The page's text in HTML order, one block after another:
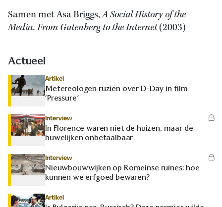
Samen met Asa Briggs,A Social History of the
Media. From Gutenberg to the Internet(2003)
Actueel
Artikel
Metereologen ruziën over D-Day in film
‘Pressure’
Interview
In Florence waren niet de huizen, maar de
huwelijken onbetaalbaar
Interview
Nieuwbouwwijken op Romeinse ruïnes: hoe
kunnen we erfgoed bewaren?
Artikel